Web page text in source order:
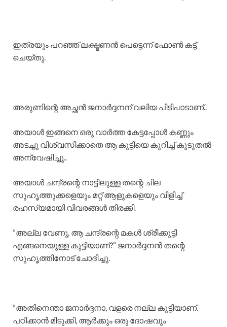
ഇത്രയും പറഞ്ഞ് ലക്ഷ്മണൻ പെട്ടെന്ന് ഫോൺ കട്ട്
ചെയ്തു.
​അരുണിന്റെ അച്ഛൻ ജനാർദ്ദനന് വലിയ പിടിപാടാണ്..
അയാൾ ഇങ്ങനെ ഒരു വാർത്ത കേട്ടപ്പോൾ കണ്ണും
അടച്ചു വിശ്വസിക്കാതെ ആ കുട്ടിയെ കുറിച്ച് കൂടുതൽ
അന്വേഷിച്ചു..
അയാൾ ചന്ദ്രന്റെ നാട്ടിലുള്ള തന്റെ ചില
സുഹൃത്തുക്കളെയും മറ്റ് ആളുകളെയും വിളിച്ച്
രഹസ്യമായി വിവരങ്ങൾ തിരക്കി.
​”അല്ല വേണു, ആ ചന്ദ്രന്റെ മകൾ ശ്രീക്കുട്ടി
എങ്ങനെയുള്ള കുട്ടിയാണ്?” ജനാർദ്ദനൻ തന്റെ
സുഹൃത്തിനോട് ചോദിച്ചു.
​”അതിനെന്താ ജനാർദ്ദനാ, വളരെ നല്ല കുട്ടിയാണ്.
പഠിക്കാൻ മിടുക്കി, ആർക്കും ഒരു ദോഷവും